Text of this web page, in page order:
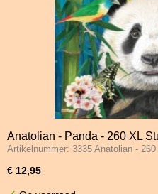
Anatolian - Panda - 260 XL
Artikelnummer: 3335 Anatolian -
€ 12,95